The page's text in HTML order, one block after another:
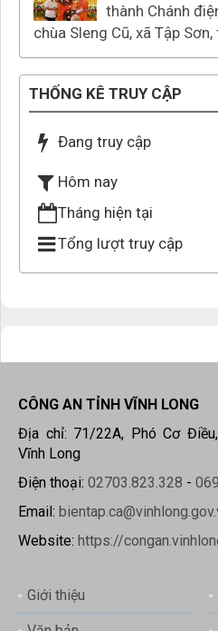
thành Chánh
chùa Sleng Cũ, xã Tập
THỐNG KÊ TRUY CẬP
Đang truy cập
Hôm nay
Tháng hiện tại
Tổng lượt truy cập
CÔNG AN TỈNH VĨNH LONG
Địa chỉ: 71/22A, Phó Cơ
Vĩnh Long
Điện thoại: 02703.823.328 -
Email:
Website: https://
Giới thiệu